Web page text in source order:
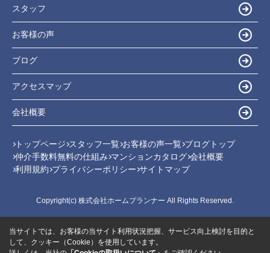
スタッフ
お客様の声
ブログ
アクセスマップ
会社概要
トップページ スタッフ一覧 お客様の声一覧 ブログトップ
仲介手数料無料の仕組み マンションカタログ 会社概要
利用規約 プライバシーポリシー サイトマップ
Copyright(c) 株式会社ホームプランナー All Rights Reserved.
当サイトでは、お客様の当サイト利用状況把握、サービス向上検討を目的と
して、クッキー（Cookie）を使用しています。